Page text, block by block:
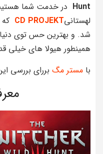
Hunt در خدمت شما
لهستانیCD PROJEKT
شد. و بهترین حس توی
همینطور هیولا های خیلی
با مستر مگ بررای بررسی